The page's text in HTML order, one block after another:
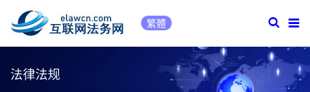
繁體
法律法规